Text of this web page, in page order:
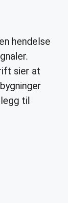
hendelse
sier at
til